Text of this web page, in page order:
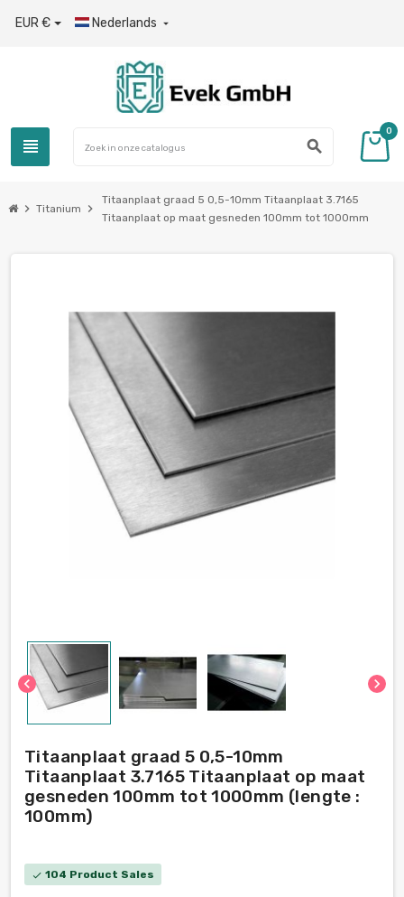
EUR € Nederlands 
view_headline search
0
chevron_right Titanium chevron_right
Titaanplaat graad 5 0,5-10mm Titaanplaat 3.7165
Titaanplaat op maat gesneden 100mm tot 1000mm
chevron_left chevron_right
Titaanplaat graad 5 0,5-10mm
Titaanplaat 3.7165 Titaanplaat op maat
gesneden 100mm tot 1000mm (lengte :
100mm)
check 104 Product Sales